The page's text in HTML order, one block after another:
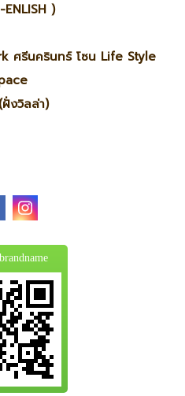
)
ศรีนครินทร์ โซน Life Style
งวิลล่า)